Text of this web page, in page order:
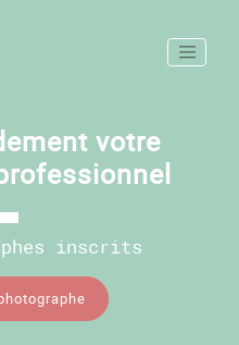
votre
inscrits